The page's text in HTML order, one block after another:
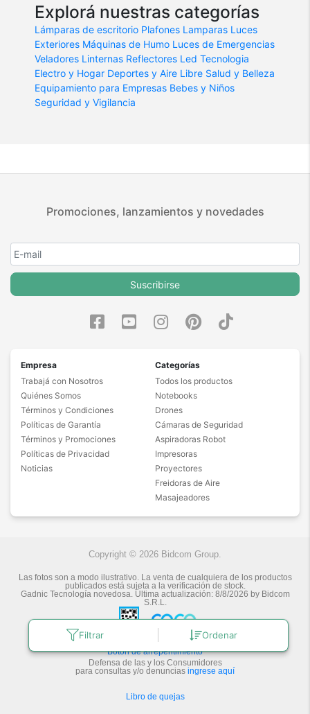
Filtrar Ordenar
Explorá nuestras categorías
Lámparas de escritorio Plafones Lamparas Luces
Exteriores Máquinas de Humo Luces de Emergencias
Veladores Linternas Reflectores Led Tecnologia
Electro y Hogar Deportes y Aire Libre Salud y Belleza
Equipamiento para Empresas Bebes y Niños
Seguridad y Vigilancia
Promociones, lanzamientos y novedades
Suscribirse
Empresa
Trabajá con Nosotros
Quiénes Somos
Términos y Condiciones
Políticas de Garantía
Términos y Promociones
Políticas de Privacidad
Noticias
Categorías
Todos los productos
Notebooks
Drones
Cámaras de Seguridad
Aspiradoras Robot
Impresoras
Proyectores
Freidoras de Aire
Masajeadores
Copyright © 2026 Bidcom Group.
Las fotos son a modo ilustrativo. La venta de cualquiera de los productos
publicados está sujeta a la verificación de stock.
Gadnic Tecnología novedosa. Última actualización: 8/8/2026 by Bidcom
S.R.L.
Botón de arrepentimiento
Defensa de las y los Consumidores
para consultas y/o denuncias ingrese aquí
Libro de quejas